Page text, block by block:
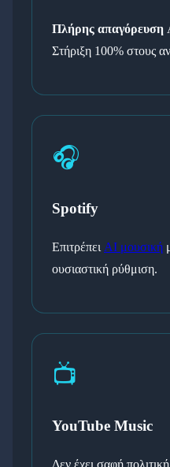
Πλήρης απαγόρευση
Στήριξη 100% στους
🎧
Spotify
Επιτρέπει AI μουσική
ουσιαστική ρύθμιση.
📺
YouTube Music
Δεν έχει σαφή